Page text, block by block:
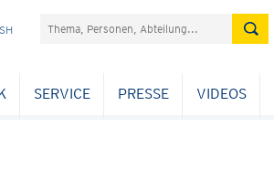
Suchefeld
SERVICE PRESSE VIDEOS